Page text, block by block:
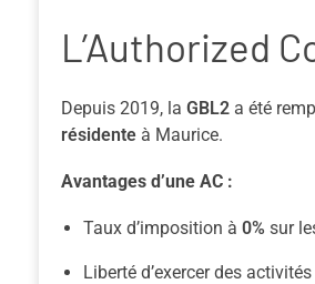
L’Authorized
Depuis 2019, la GBL2 a été
résidente à Maurice.
Avantages d’une AC :
Taux d’imposition à 0% sur
Liberté d’exercer des